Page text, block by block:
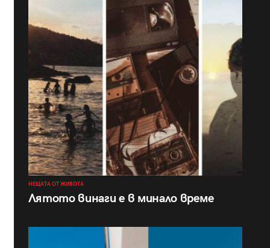
НЕЩАТА ОТ ЖИВОТА
Лятото винаги е в минало време